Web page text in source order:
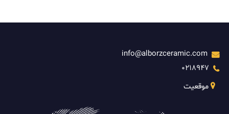
info@alborzceramic.com
0218947
موقعیت